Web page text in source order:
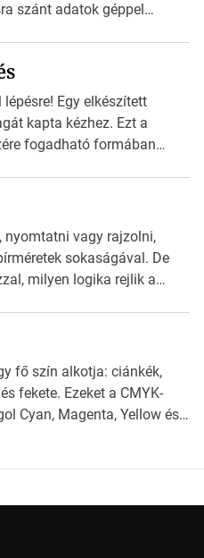
szánt adatok géppel
kód-leolvasó
képes az URL-
böngészőjét a cég
után a felhasználó
Egy elkészített
kapta kézhez. Ezt a
fogadható formában
*Hirdetés Minden
mielőtt elkezdjük a
az elkészült munka után
kellett volna csinálni! […]
nyomtatni vagy rajzolni,
sokaságával. De
milyen logika rejlik a
izgalmas
hogy jobban megértsd,
választanod a
világába A […]
fő szín alkotja: ciánkék,
fekete. Ezeket a CMYK-
Cyan, Magenta, Yellow és